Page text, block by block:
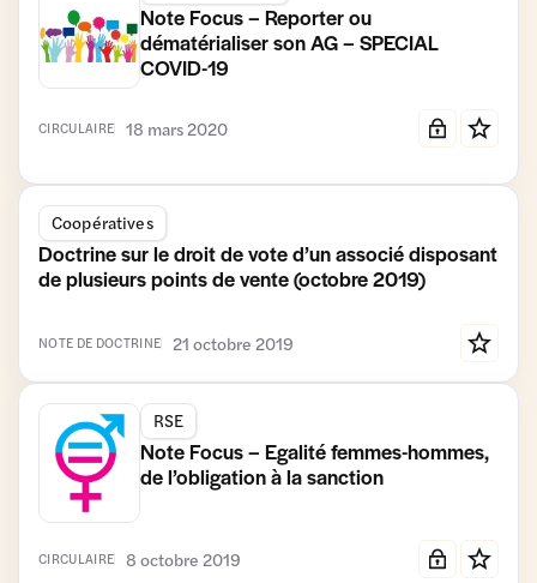
Note Focus – Reporter ou
dématérialiser son AG – SPECIAL
COVID-19
CIRCULAIRE 18 mars 2020
Coopératives
Doctrine sur le droit de vote d’un associé disposant
de plusieurs points de vente (octobre 2019)
NOTE DE DOCTRINE 21 octobre 2019
RSE
Note Focus – Egalité femmes-hommes,
de l’obligation à la sanction
CIRCULAIRE 8 octobre 2019